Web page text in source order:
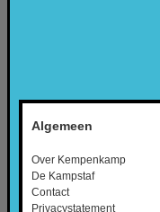
Algemeen
Over Kempenkamp
De Kampstaf
Contact
Privacystatement